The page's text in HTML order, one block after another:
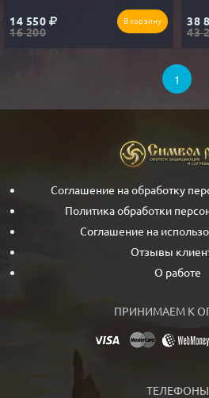
14 550
16 200
В корзину
38
43
1
Соглашение на обработку
Политика обработки
Соглашение на
Отзывы
О работе
ПРИНИМАЕМ К
ТЕЛЕФОНЫ